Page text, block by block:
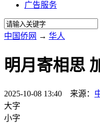
广告服务
中国侨网 → 华人
明月寄相思
2025-10-08 13:40 来源：
大字
小字